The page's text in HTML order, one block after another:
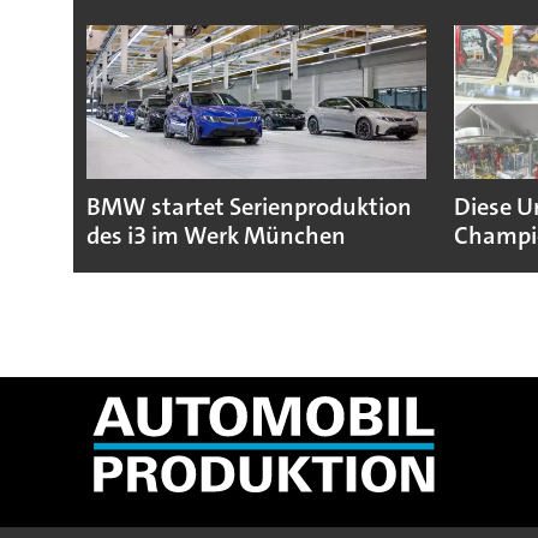
BMW startet Serienproduktion
des i3 im Werk München
Diese